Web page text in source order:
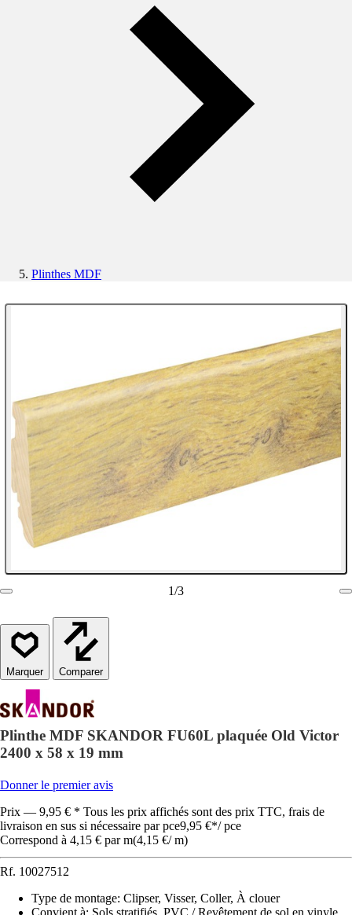
Plinthes MDF
1/3
Comparer
Plinthe MDF SKANDOR FU60L plaquée Old Victor
2400 x 58 x 19 mm
Donner le premier avis
Prix — 9,95 € * Tous les prix affichés sont des prix TTC, frais de
livraison en sus si nécessaire par pce9,95 €*/ pce
Correspond à 4,15 € par m(4,15 €/ m)
Rf. 10027512
Type de montage: Clipser, Visser, Coller, À clouer
Convient à: Sols stratifiés, PVC / Revêtement de sol en vinyle,